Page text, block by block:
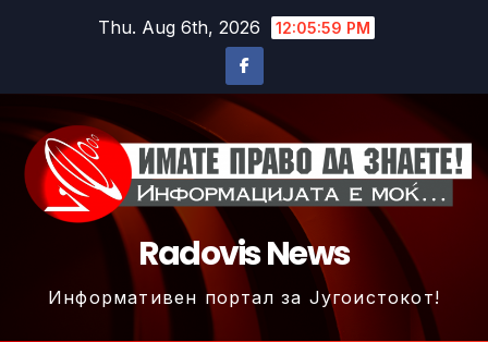
Thu. Aug 6th, 2026 12:06:03 PM
Radovis News
Информативен портал за Југоистокот!